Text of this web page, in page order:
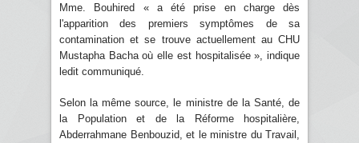
Mme. Bouhired « a été prise en charge dès
l'apparition des premiers symptômes de sa
contamination et se trouve actuellement au CHU
Mustapha Bacha où elle est hospitalisée », indique
ledit communiqué.
Selon la même source, le ministre de la Santé, de
la Population et de la Réforme hospitalière,
Abderrahmane Benbouzid, et le ministre du Travail,